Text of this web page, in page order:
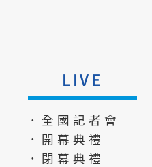
LIVE
．全國記者會
．開幕典禮
．閉幕典禮